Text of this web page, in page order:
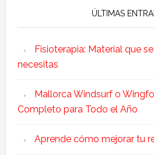
ÚLTIMAS
Fisioterapia: Material que
necesitas
Mallorca Windsurf o
Completo para Todo el Año
Aprende cómo mejorar tu